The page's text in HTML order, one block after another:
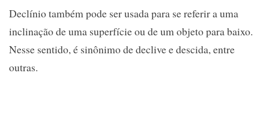
Declínio também pode ser usada para se referir a uma
inclinação de uma superfície ou de um objeto para baixo.
Nesse sentido, é sinônimo de declive e descida, entre
outras.